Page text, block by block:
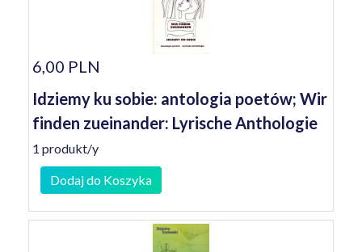
6,00 PLN
Idziemy ku sobie: antologia poetów; Wir
finden zueinander: Lyrische Anthologie
1 produkt/y
Dodaj do Koszyka